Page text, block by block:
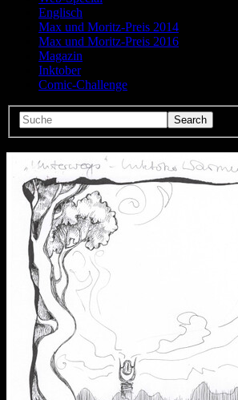
Englisch
Max und Moritz-Preis 2014
Max und Moritz-Preis 2016
Magazin
Inktober
Comic-Challenge